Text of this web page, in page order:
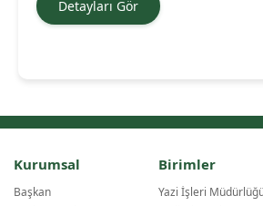
Detayları Gör
Kurumsal
Başkan
Birimler
Yazi İşleri